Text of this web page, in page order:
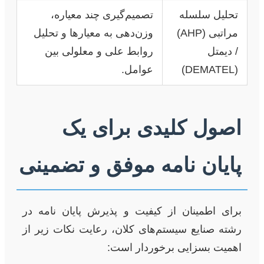
تحلیل سلسله
مراتبی (AHP)
/ دیمتل
(DEMATEL)
تصمیم‌گیری چند معیاره،
وزن‌دهی به معیارها و تحلیل
روابط علی و معلولی بین
عوامل.
اصول کلیدی برای یک
پایان نامه موفق و تضمینی
برای اطمینان از کیفیت و پذیرش پایان نامه در
رشته صنایع سیستم‌های کلان، رعایت نکات زیر از
اهمیت بسزایی برخوردار است: